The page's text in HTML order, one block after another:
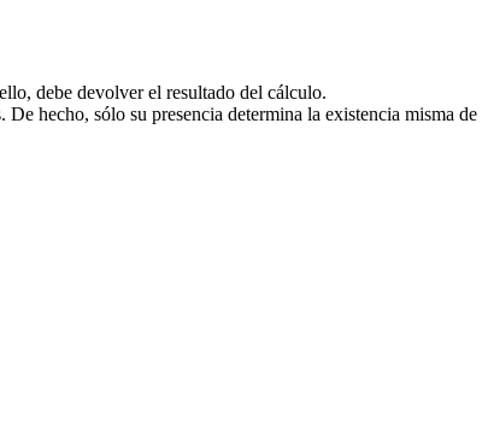
debe devolver el resultado del cálculo.
hecho, sólo su presencia determina la existencia misma de